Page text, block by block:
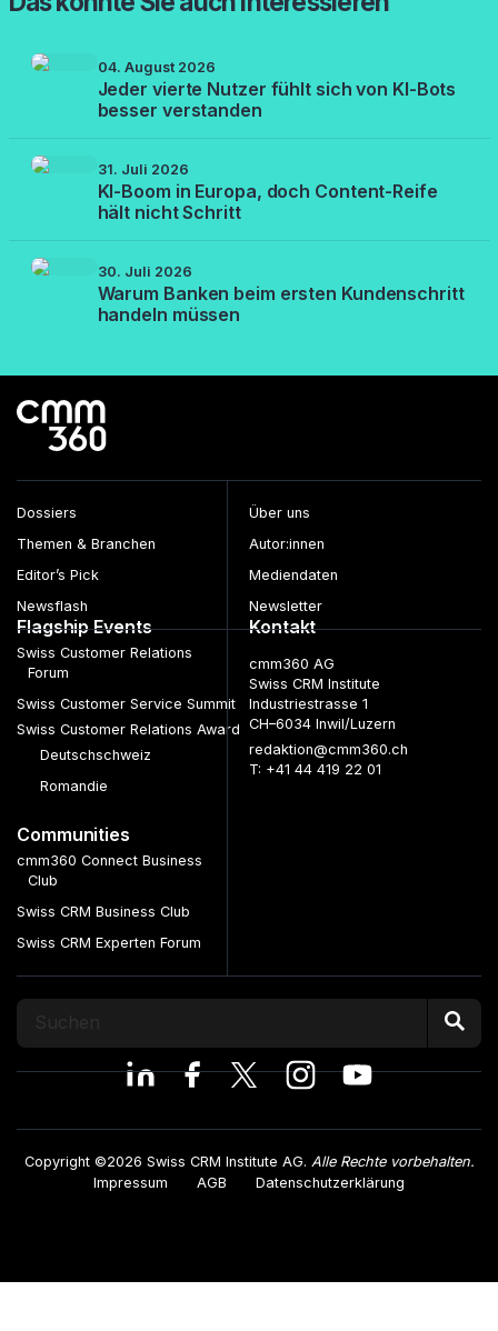
04. August 2026
Jeder vierte Nutzer fühlt sich von KI-Bots
besser verstanden
31. Juli 2026
KI-Boom in Europa, doch Content-Reife
hält nicht Schritt
30. Juli 2026
Warum Banken beim ersten Kundenschritt
handeln müssen
Dossiers
Themen & Branchen
Editor’s Pick
Newsflash
Über uns
Autor:innen
Mediendaten
Newsletter
Flagship Events
Swiss Customer Relations
Forum
Swiss Customer Service Summit
Swiss Customer Relations Award
Deutschschweiz
Romandie
Communities
cmm360 Connect Business
Club
Swiss CRM Business Club
Swiss CRM Experten Forum
Kontakt
cmm360 AG
Swiss CRM Institute
Industriestrasse 1
CH–6034 Inwil/Luzern
redaktion@cmm360.ch
T: +41 44 419 22 01
Copyright ©2026 Swiss CRM Institute AG. Alle Rechte vorbehalten.
Impressum
AGB Datenschutzerklärung